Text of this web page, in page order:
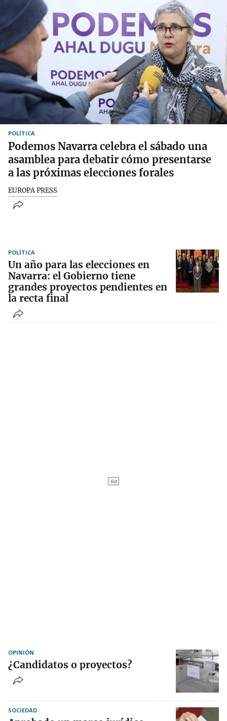
POLÍTICA
Podemos Navarra celebra el sábado una
asamblea para debatir cómo presentarse
a las próximas elecciones forales
EUROPA PRESS
POLÍTICA
Un año para las elecciones en
Navarra: el Gobierno tiene
grandes proyectos pendientes en
la recta final
OPINIÓN
¿Candidatos o proyectos?
SOCIEDAD